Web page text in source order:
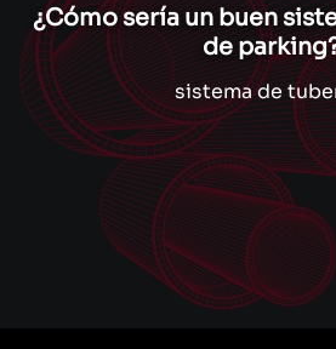
¿Cómo sería un buen
de
sistema de